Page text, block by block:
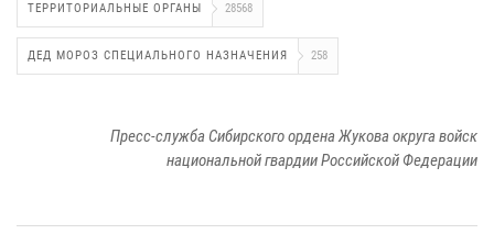
ТЕРРИТОРИАЛЬНЫЕ ОРГАНЫ 28568
ДЕД МОРОЗ СПЕЦИАЛЬНОГО НАЗНАЧЕНИЯ 258
Пресс-служба Сибирского ордена Жукова округа войск
национальной гвардии Российской Федерации